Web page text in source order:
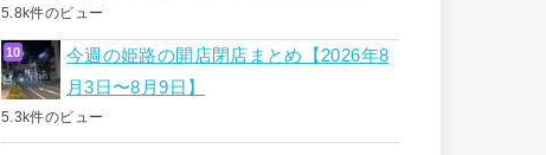
5.8k件のビュー
今週の姫路の開店閉店まとめ【2026年8
月3日〜8月9日】
5.3k件のビュー